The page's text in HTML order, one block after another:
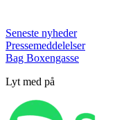
Seneste nyheder
Pressemeddelelser
Bag Boxengasse
Lyt med på